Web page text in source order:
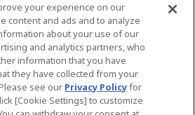
ini Lingkungan yang dianjurkan
your experience on our
content and ads and to analyze
about your use of our
and analytics partners, who
information that you have
they have collected from your
see our Privacy Policyfor
[Cookie Settings] to customize